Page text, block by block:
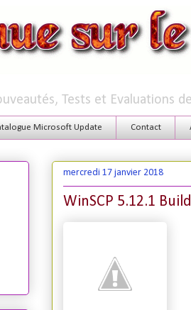
Tests et Evaluations
Microsoft Update Contact
mercredi 17 janvier 2018
WinSCP 5.12.1